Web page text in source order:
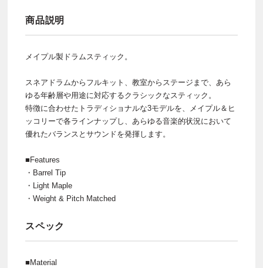
商品説明
メイプル製ドラムスティック。
スネアドラムからフルキット、教室からステージまで、あら
ゆる年齢層や用途に対応するクラシックなスティック。
特徴に合わせたトラディショナルな3モデルを、メイプル＆ヒ
ッコリーで各ラインナップし、あらゆる音楽的状況において
優れたバランスとサウンドを発揮します。
■Features
・Barrel Tip
・Light Maple
・Weight & Pitch Matched
スペック
■Material